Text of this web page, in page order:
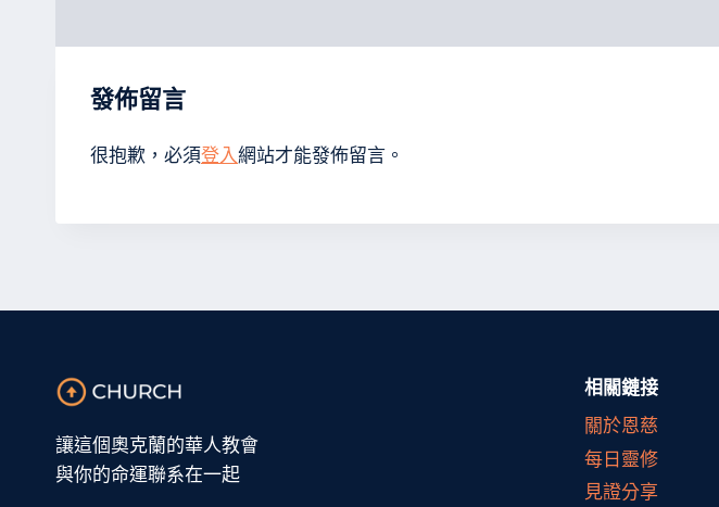
發佈留言
很抱歉，必須登入網站才能發佈留言。
讓這個奧克蘭的華人教會
與你的命運聯系在一起
相關鏈接
關於恩慈
每日靈修
見證分享